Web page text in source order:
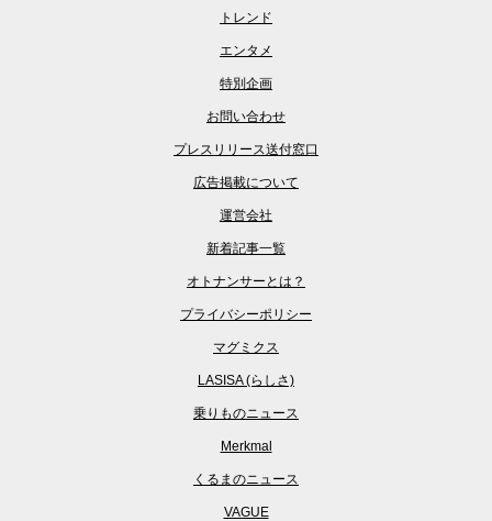
トレンド
エンタメ
特別企画
お問い合わせ
プレスリリース送付窓口
広告掲載について
運営会社
新着記事一覧
オトナンサーとは？
プライバシーポリシー
マグミクス
LASISA (らしさ)
乗りものニュース
Merkmal
くるまのニュース
VAGUE